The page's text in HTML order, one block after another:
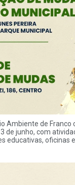
Ambiente de Franco
de junho, com
educativas, oficinas